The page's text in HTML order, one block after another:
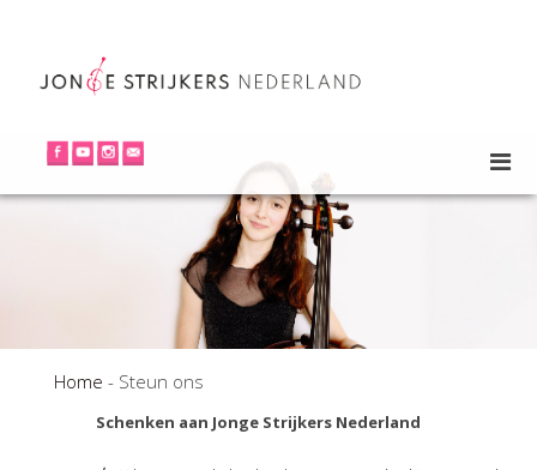
Home - Steun ons
Schenken aan Jonge Strijkers Nederland